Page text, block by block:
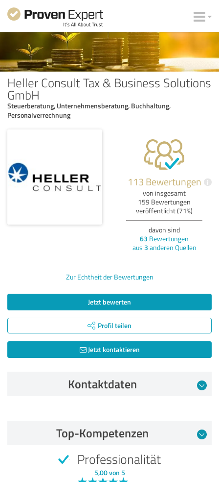
Heller Consult Tax & Business Solutions
GmbH
Steuerberatung, Unternehmensberatung, Buchhaltung,
Personalverrechnung
113 Bewertungen i
von insgesamt
159 Bewertungen
veröffentlicht (71%)
davon sind
63 Bewertungen
aus 3 anderen Quellen
Zur Echtheit der Bewertungen
Jetzt bewerten
Profil teilen
Jetzt kontaktieren
Kontaktdaten
Empfehlung
Top-Kompetenzen
Professionalität
5,00 von 5